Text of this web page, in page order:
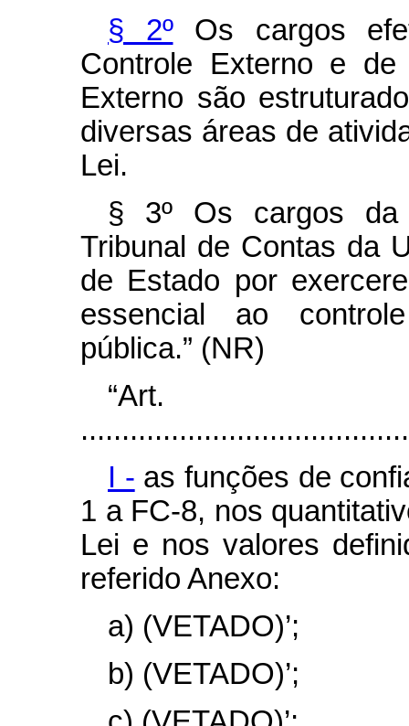
§ 2ºOs cargos
Controle Externo e
Externo são
diversas áreas de
Lei.
§ 3º Os cargos da
Tribunal de Contas da
de Estado por
essencial ao
pública.” (NR)
I - as funções de
1 a FC-8, nos
Lei e nos valores
referido Anexo:
a) (VETADO)’;
b) (VETADO)’;